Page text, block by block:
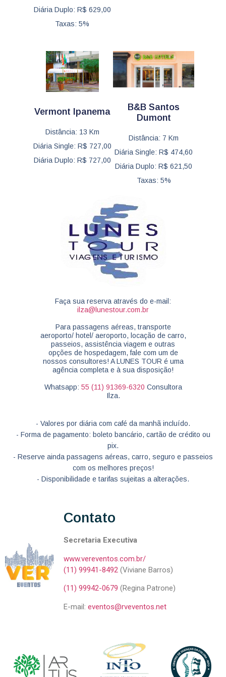
Diária Duplo: R$ 629,00
Taxas: 5%
Vermont Ipanema
Distância: 13 Km
Diária Single: R$ 727,00
Diária Duplo: R$ 727,00
B&B Santos
Dumont
Distância: 7 Km
Diária Single: R$ 474,60
Diária Duplo: R$ 621,50
Taxas: 5%
Faça sua reserva através do e-mail:
ilza@lunestour.com.br
Para passagens aéreas, transporte
aeroporto/ hotel/ aeroporto, locação de carro,
passeios, assistência viagem e outras
opções de hospedagem, fale com um de
nossos consultores! A LUNES TOUR é uma
agência completa e à sua disposição!
Whatsapp: 55 (11) 91369-6320 Consultora
Ilza.
- Valores por diária com café da manhã incluído.
- Forma de pagamento: boleto bancário, cartão de crédito ou
pix.
- Reserve ainda passagens aéreas, carro, seguro e passeios
com os melhores preços!
- Disponibilidade e tarifas sujeitas a alterações.
Contato
Secretaria Executiva
www.vereventos.com.br/
(11) 99941-8492(Viviane Barros)
(11) 99942-0679 (Regina Patrone)
E-mail:eventos@rveventos.net